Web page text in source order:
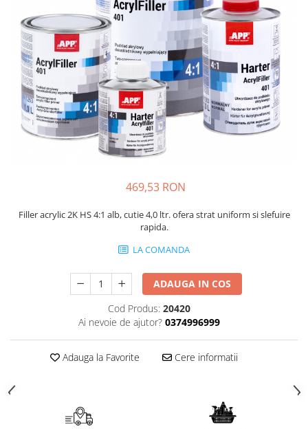
Protectie piele
Protectie vizuala
Vopsire
Sisteme si pahare PPS
Pahare de amestec
Curatare
Tinichigerie
469,53 RON
Filler acrylic 2K HS 4:1 alb, cutie 4,0 ltr. ofera strat uniform si slefuire
rapida.
LA COMANDA
ADAUGA IN COS
Cod Produs: 20420
Ai nevoie de ajutor? 0374996999
Adauga la Favorite Cere informatii